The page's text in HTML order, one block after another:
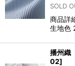
SOLD
商品詳
生地色
播州織
02]